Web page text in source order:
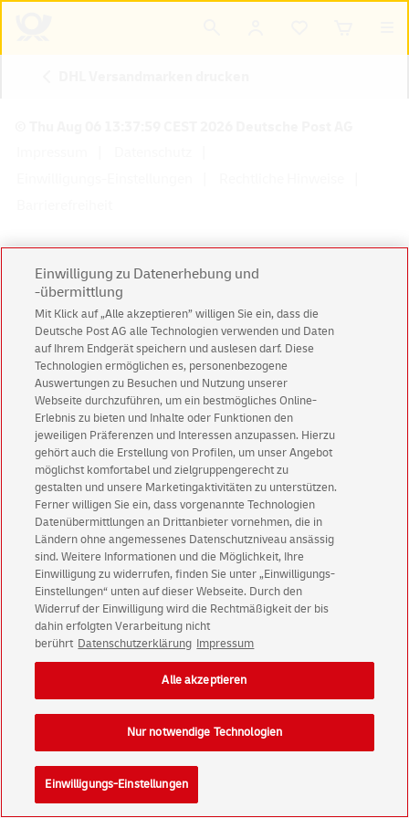
Konzern Karriere
Einwilligung zu Datenerhebung und
-übermittlung
Mit Klick auf „Alle akzeptieren” willigen Sie ein, dass die
Deutsche Post AG alle Technologien verwenden und Daten
auf Ihrem Endgerät speichern und auslesen darf. Diese
Technologien ermöglichen es, personenbezogene
Auswertungen zu Besuchen und Nutzung unserer
Webseite durchzuführen, um ein bestmögliches Online-
Erlebnis zu bieten und Inhalte oder Funktionen den
jeweiligen Präferenzen und Interessen anzupassen. Hierzu
gehört auch die Erstellung von Profilen, um unser Angebot
möglichst komfortabel und zielgruppengerecht zu
gestalten und unsere Marketingaktivitäten zu unterstützen.
Ferner willigen Sie ein, dass vorgenannte Technologien
Datenübermittlungen an Drittanbieter vornehmen, die in
Ländern ohne angemessenes Datenschutzniveau ansässig
sind. Weitere Informationen und die Möglichkeit, Ihre
Einwilligung zu widerrufen, finden Sie unter „Einwilligungs-
Einstellungen“ unten auf dieser Webseite. Durch den
Widerruf der Einwilligung wird die Rechtmäßigkeit der bis
dahin erfolgten Verarbeitung nicht
berührt Datenschutzerklärung Impressum
Einwilligungs-Einstellungen
Nur notwendige Technologien
Alle akzeptieren